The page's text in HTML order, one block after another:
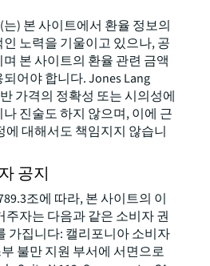
는) 본 사이트에서 환율 정보의
노력을 기울이고 있으나, 공
본 사이트의 환율 관련 금액
어야 합니다. Jones Lang
가격의 정확성 또는 시의성에
진술도 하지 않으며, 이에 근
에 대해서도 책임지지 않습니
공지
조에 따라, 본 사이트의 이
주자는 다음과 같은 소비자 권
가집니다: 캘리포니아 소비자
불만 지원 부서에 서면으로